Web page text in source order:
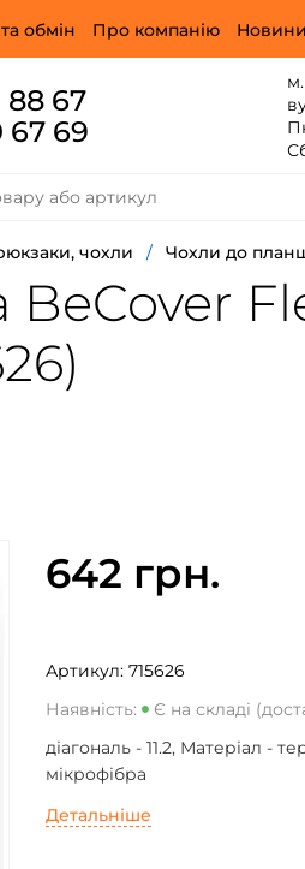
обмін Про компанію Новини
88 67
67 69
чохли / Чохли до
642 грн.
Артикул: 715626
Наявність:
Є на складі
діагональ - 11.2, Матеріал -
мікрофібра
Детальніше